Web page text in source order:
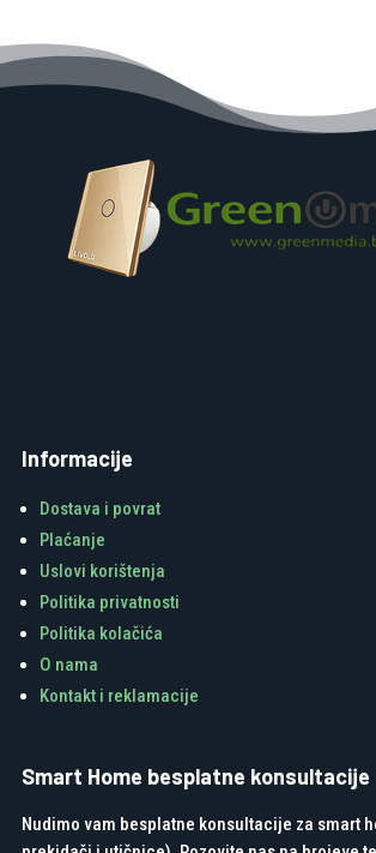
Informacije
Dostava i povrat
Plaćanje
Uslovi korištenja
Politika privatnosti
Politika kolačića
O nama
Kontakt i reklamacije
Smart Home besplatne konsultacije
Nudimo vam besplatne konsultacije za smart